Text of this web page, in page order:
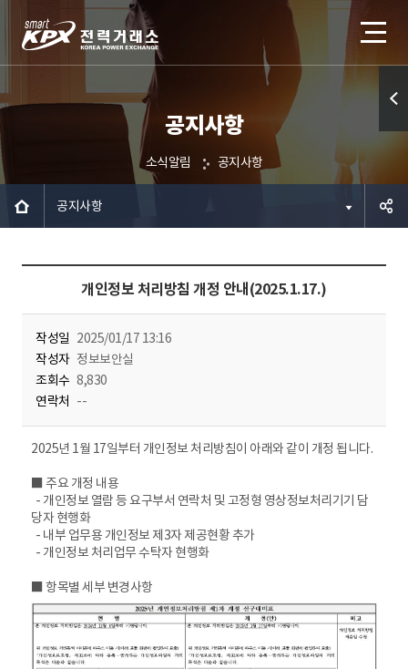
공지사항
소식알림 공지사항
공지사항
개인정보 처리방침 개정 안내(2025.1.17.)
작성일 2025/01/17 13:16
작성자 정보보안실
조회수 8,830
연락처 --
2025년 1월 17일부터 개인정보 처리방침이 아래와 같이 개정 됩니다.
■ 주요 개정 내용
- 개인정보 열람 등 요구부서 연락처 및 고정형 영상정보처리기기 담
당자 현행화
- 내부 업무용 개인정보 제3자 제공현황 추가
- 개인정보 처리업무 수탁자 현행화
■ 항목별 세부 변경사항